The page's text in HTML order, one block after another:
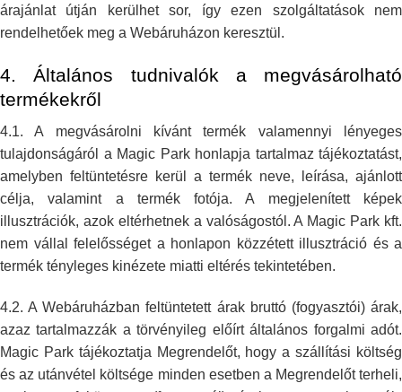
árajánlat útján kerülhetsor, így ezen szolgáltatások nem
rendelhetőek meg a Webáruházon keresztül.
4. Általános tudnivalók a megvásárolható
termékekről
4.1. A megvásárolni kívánt termék valamennyi lényeges
tulajdonságáról a Magic Park honlapja tartalmaz tájékoztatást,
amelyben feltüntetésre kerül a termék neve, leírása, ajánlott
célja, valamint a termék fotója. A megjelenített képek
illusztrációk, azok eltérhetnek a valóságostól. A Magic Park kft.
nem vállal felelősséget a honlapon közzétett illusztráció és a
termék tényleges kinézete miatti eltérés tekintetében.
4.2. A Webáruházban feltüntetett árak bruttó (fogyasztói) árak,
azaz tartalmazzák a törvényileg előírt általános forgalmi adót.
Magic Parktájékoztatja Megrendelőt, hogy a szállítási költség
és az utánvétel költsége minden esetben a Megrendelőt terheli,